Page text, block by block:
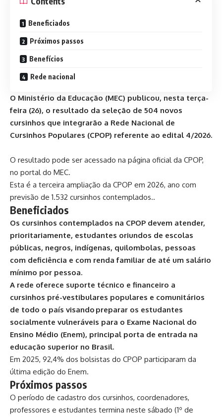
Beneficiados
Próximos passos
Benefícios
Rede nacional
O Ministério da Educação (MEC) publicou, nesta terça-
feira (26), o resultado da seleção de 504 novos
cursinhos que integrarão a Rede Nacional de
Cursinhos Populares (CPOP) referente ao edital 4/2026.
O resultado pode ser acessado na página oficial da CPOP,
no portal do MEC.
Esta é a terceira ampliação da CPOP em 2026, ano com
previsão de 1.532 cursinhos contemplados..
Beneficiados
Os cursinhos contemplados na CPOP devem atender,
prioritariamente, estudantes oriundos de escolas
públicas, negros, indígenas, quilombolas, pessoas
com deficiência e com renda familiar de até um salário
mínimo por pessoa.
A rede oferece suporte técnico e financeiro a
cursinhos pré-vestibulares populares e comunitários
de todo o país visando preparar os estudantes
socialmente vulneráveis para o Exame Nacional do
Ensino Médio (Enem), principal porta de entrada na
educação superior no Brasil.
Em 2025, 92,4% dos bolsistas do CPOP participaram da
última edição do Enem.
Próximos passos
O período de cadastro dos cursinhos, coordenadores,
professores e estudantes termina neste sábado (1º de